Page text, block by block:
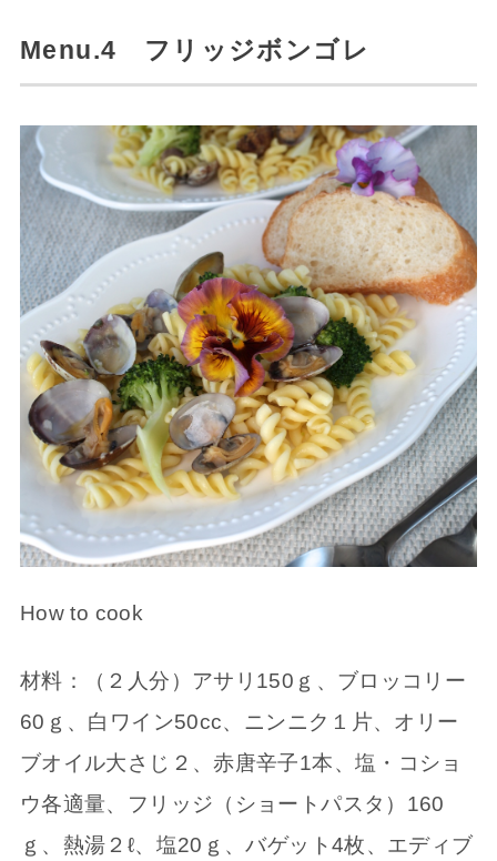
Menu.4 フリッジボンゴレ
How to cook
材料：（２人分）アサリ150ｇ、ブロッコリー
60ｇ、白ワイン50cc、ニンニク１片、オリー
ブオイル大さじ２、赤唐辛子1本、塩・コショ
ウ各適量、フリッジ（ショートパスタ）160
ｇ、熱湯２ℓ、塩20ｇ、バゲット4枚、エディブ